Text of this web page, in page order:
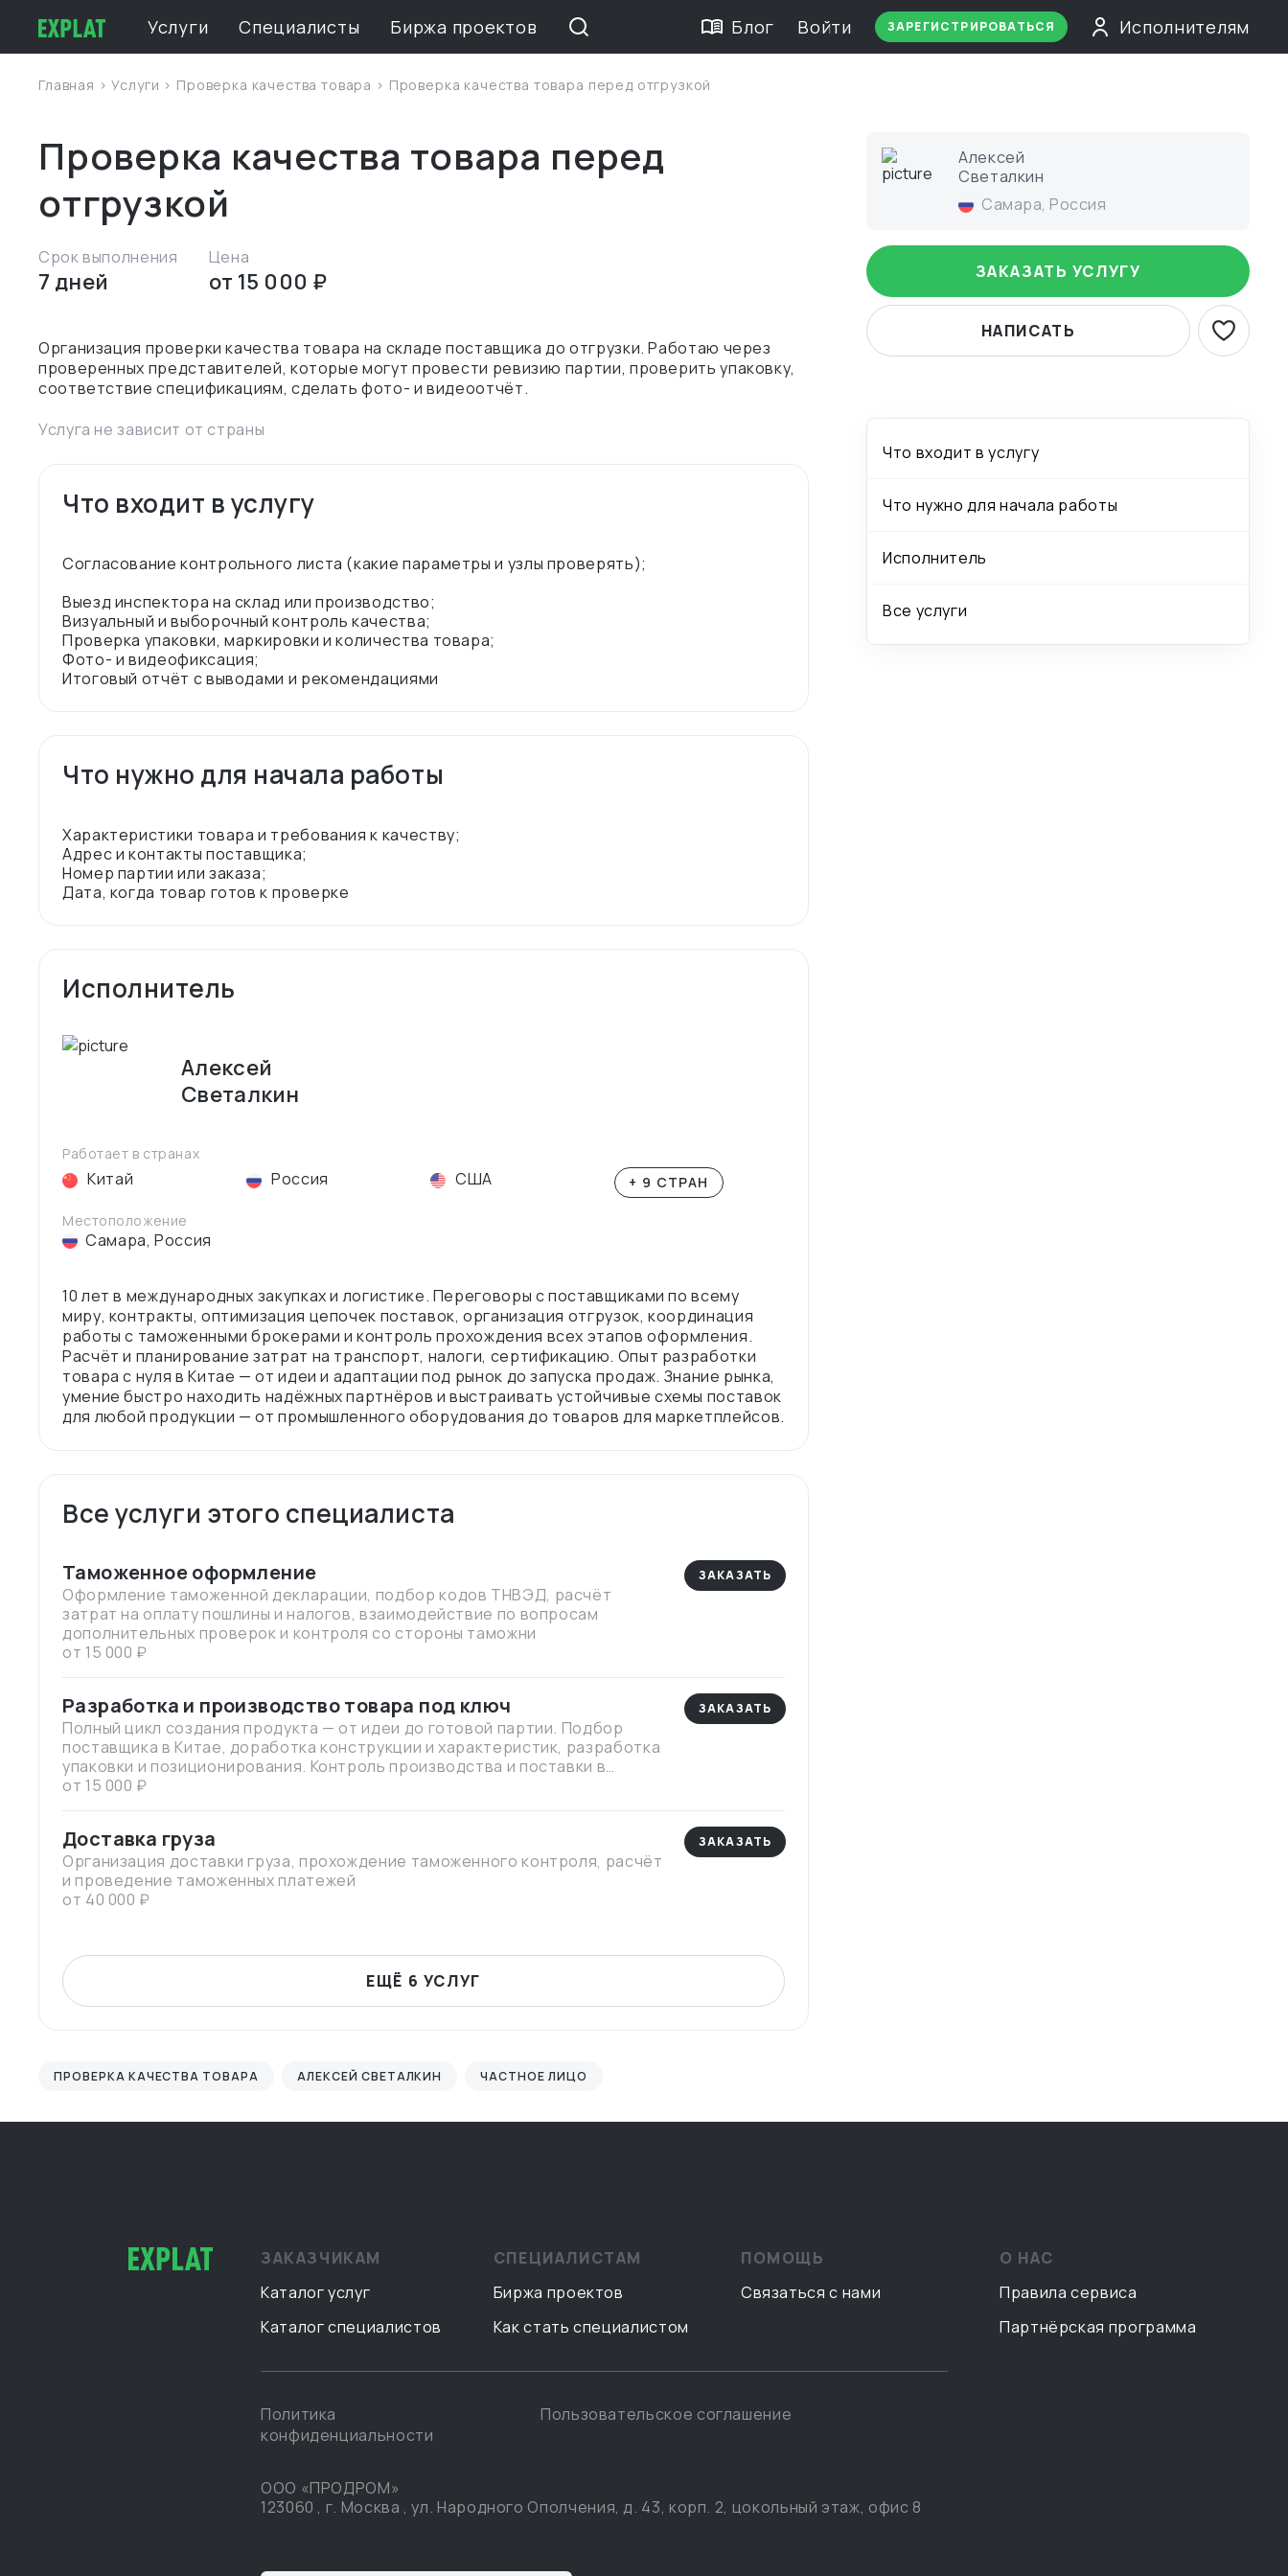
Услуги Специалисты Биржа проектов Блог Войти ЗАРЕГИСТРИРОВАТЬСЯ Исполнителям
Главная >Услуги > Проверка качества товара > Проверка качества товара перед отгрузкой
Проверка качества товара перед
отгрузкой
Срок выполнения
7 дней
Цена
от 15 000 ₽
Организация проверки качества товара на складе поставщика до отгрузки. Работаю через
проверенных представителей, которые могут провести ревизию партии, проверить упаковку,
Услуга не зависит от страны
Что входит в услугу
Согласование контрольного листа (какие параметры и узлы проверять);
Выезд инспектора на склад или производство;
Визуальный и выборочный контроль качества;
Проверка упаковки, маркировки и количества товара;
Фото- и видеофиксация;
Что нужно для начала работы
Характеристики товара и требования к качеству;
Адрес и контакты поставщика;
Номер партии или заказа;
Исполнитель
Алексей
Светалкин
Работает в странах
Китай Россия США + 9 СТРАН
Местоположение
Самара,Россия
10 лет в международных закупках и логистике. Переговоры с поставщиками по всему
миру, контракты, оптимизация цепочек поставок, организация отгрузок, координация
работы с таможенными брокерами и контроль прохождения всех этапов оформления.
Расчёт и планирование затрат на транспорт, налоги, сертификацию. Опыт разработки
товара с нуля в Китае — от идеи и адаптации под рынок до запуска продаж. Знание рынка,
умение быстро находить надёжных партнёров и выстраивать устойчивые схемы поставок
Все услуги этого специалиста
Таможенное оформление
Оформление таможенной декларации, подбор кодов ТНВЭД, расчёт
затрат на оплату пошлины и налогов, взаимодействие по вопросам
дополнительных проверок и контроля со стороны таможни
от 15 000 ₽
ЗАКАЗАТЬ
Разработка и производство товара под ключ
Полный цикл создания продукта — от идеи до готовой партии. Подбор
поставщика в Китае, доработка конструкции и характеристик, разработка
упаковки и позиционирования. Контроль производства и поставки в
Россию. Помогаю запустить товар под вашим брендом и вывести его на
от 15 000 ₽
ЗАКАЗАТЬ
Доставка груза
Организация доставки груза, прохождение таможенного контроля, расчёт
и проведение таможенных платежей
от 40 000 ₽
ЗАКАЗАТЬ
ЕЩЁ 6 УСЛУГ
Алексей
Светалкин
Самара, Россия
ЗАКАЗАТЬ УСЛУГУ
НАПИСАТЬ
Что входит в услугу
Что нужно для начала работы
Исполнитель
Все услуги
ПРОВЕРКА КАЧЕСТВА ТОВАРА АЛЕКСЕЙ СВЕТАЛКИН ЧАСТНОЕ ЛИЦО
ЗАКАЗЧИКАМ
Каталог услуг
Каталог специалистов
СПЕЦИАЛИСТАМ
Биржа проектов
Как стать специалистом
ПОМОЩЬ
Связаться с нами
Политика
конфиденциальности
Пользовательское соглашение
ООО «ПРОДРОМ»
123060 , г. Москва ,ул. Народного Ополчения, д. 43, корп. 2, цокольный этаж, офис 8
О НАС
Правила сервиса
Партнёрская программа